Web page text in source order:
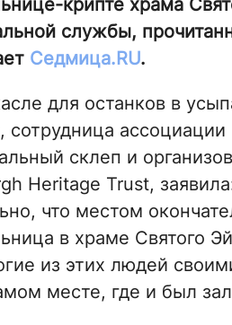
крипте храма
службы,
Седмица.RU.
для останков в
сотрудница
склеп и
Heritage Trust,
что местом
в храме Святого
из этих людей
месте, где и был